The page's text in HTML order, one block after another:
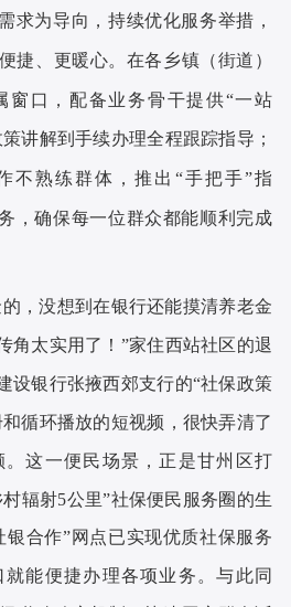
求为导向，持续优化服务举措，
捷、更暖心。在各乡镇（街道）
窗口，配备业务骨干提供“一站
讲解到手续办理全程跟踪指导；
不熟练群体，推出“手把手”指
，确保每一位群众都能顺利完成
，没想到在银行还能摸清养老金
角太实用了！”家住西站社区的退
设银行张掖西郊支行的“社保政策
循环播放的短视频，很快弄清了
这一便民场景，正是甘州区打
辐射5公里”社保便民服务圈的生
合作”网点已实现优质社保服务
能便捷办理各项业务。与此同